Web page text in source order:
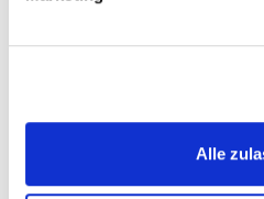
Alle
Sie könnten auch
Vorträge für
Vorträge zu Führung,